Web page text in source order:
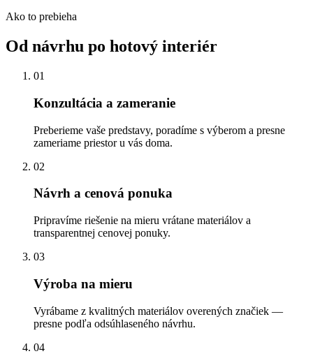
Ako to prebieha
Od návrhu po hotový interiér
01
Konzultácia a zameranie
Preberieme vaše predstavy, poradíme s výberom a presne
zameriame priestor u vás doma.
02
Návrh a cenová ponuka
Pripravíme riešenie na mieru vrátane materiálov a
transparentnej cenovej ponuky.
03
Výroba na mieru
Vyrábame z kvalitných materiálov overených značiek —
presne podľa odsúhlaseného návrhu.
04